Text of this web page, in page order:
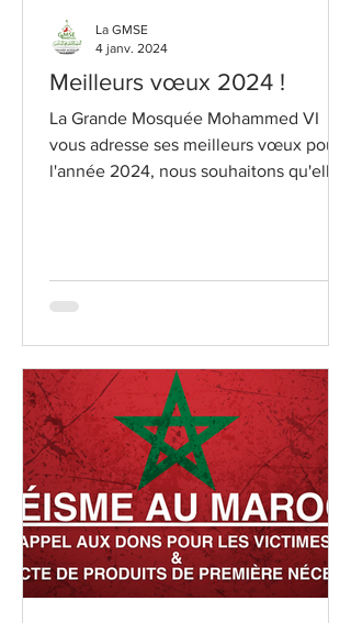
Meilleurs vœux 2024 !
La Grande Mosquée Mohammed VI
vous adresse ses meilleurs vœux pour
l'année 2024, nous souhaitons qu'elle
La GMSE
4 janv. 2024